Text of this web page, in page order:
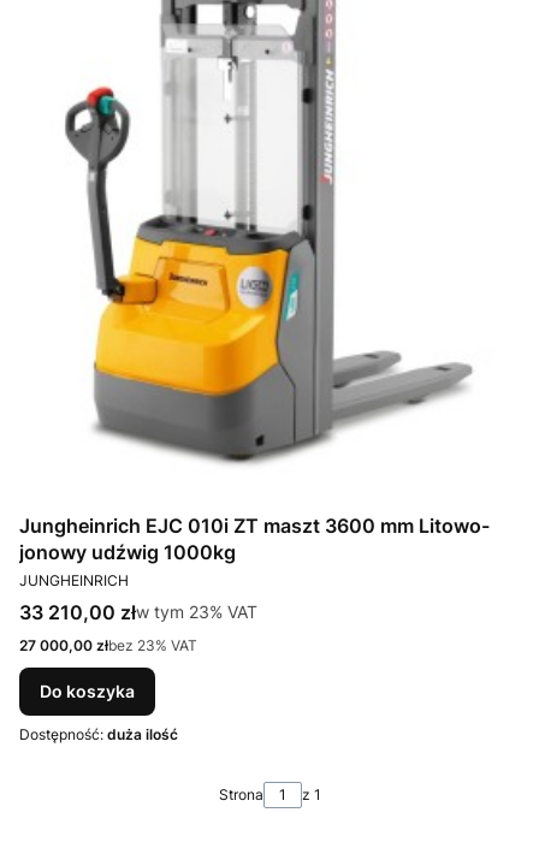
Jungheinrich EJC 010i ZT maszt 3600 mm Litowo-
jonowy udźwig 1000kg
PRODUCENT
JUNGHEINRICH
Cena brutto
33 210,00 złw tym %s VAT
w tym 23% VAT
Cena netto
27 000,00 złbez 23% VAT
Do koszyka
Dostępność: duża ilość
Strona z 1